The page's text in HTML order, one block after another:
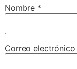
Nombre *
Correo electrónico